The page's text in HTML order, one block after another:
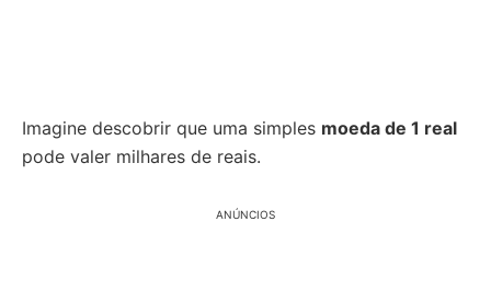
Imagine descobrir que uma simples moeda de 1 real
pode valer milhares de reais.
ANÚNCIOS